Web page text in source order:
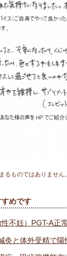
ものではありません
めです
不妊）PGT-A正
と体外受精で陽